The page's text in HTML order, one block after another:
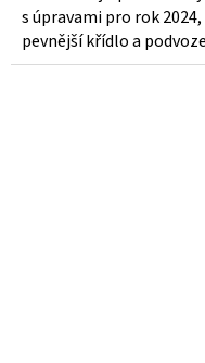
s úpravami pro rok
pevnější křídlo a